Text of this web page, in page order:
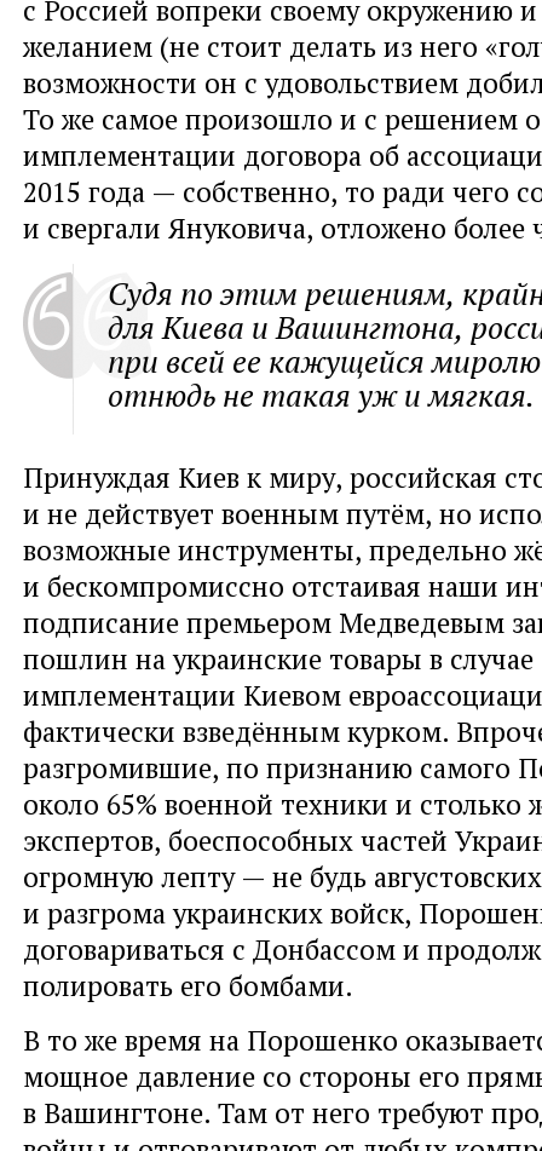
с Россией вопреки своему окружению
желанием (не стоит делать из него «
возможности он с удовольствием
То же самое произошло и с решением
имплементации договора об
2015 года — собственно, то ради чего
и свергали Януковича, отложено более
Судя по этим решениям,
для Киева и Вашингтона,
при всей ее кажущейся
отнюдь не такая уж и мягкая.
Принуждая Киев к миру, российская
и не действует военным путём, но
возможные инструменты, предельно
и бескомпромиссно отстаивая наши
подписание премьером Медведевым
пошлин на украинские товары в случае
имплементации Киевом
фактически взведённым курком.
разгромившие, по признанию самого
около 65% военной техники и столько
экспертов, боеспособных частей
огромную лепту — не будь
и разгрома украинских войск,
договариваться с Донбассом и
полировать его бомбами.
В то же время на Порошенко
мощное давление со стороны его
в Вашингтоне. Там от него требуют